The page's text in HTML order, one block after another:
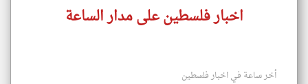
اخبار فلسطين على مدار الساعة
أخر ساعة في اخبار فلسطين